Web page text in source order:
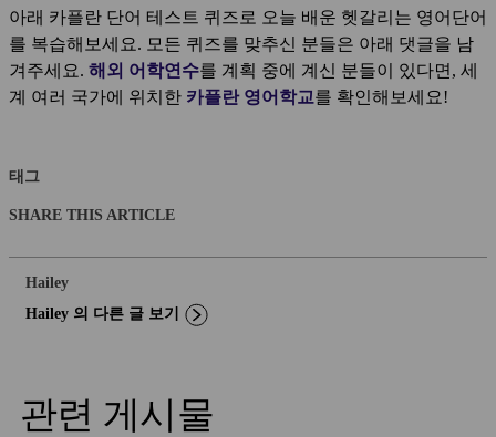
아래 카플란 단어 테스트 퀴즈로 오늘 배운 헷갈리는 영어단어
를 복습해보세요. 모든 퀴즈를 맞추신 분들은 아래 댓글을 남
겨주세요. 해외 어학연수를 계획 중에 계신 분들이 있다면, 세
계 여러 국가에 위치한 카플란 영어학교를 확인해보세요!
태그
SHARE THIS ARTICLE
Hailey
Hailey 의 다른 글 보기
관련 게시물